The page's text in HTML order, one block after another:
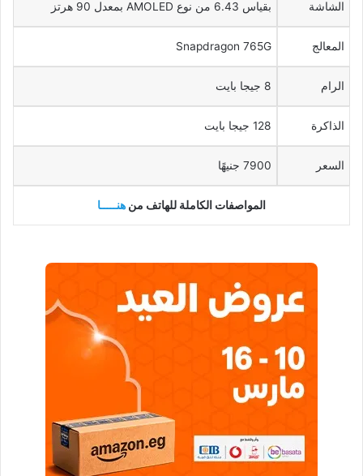
الشاشة بقياس 6.43 من نوع AMOLED بمعدل 90 هرتز
المعالج Snapdragon 765G
الرام 8 جيجا بايت
الذاكرة 128 جيجا بايت
السعر 7900 جنيهًا
المواصفات الكاملة للهاتف من هنـــــا